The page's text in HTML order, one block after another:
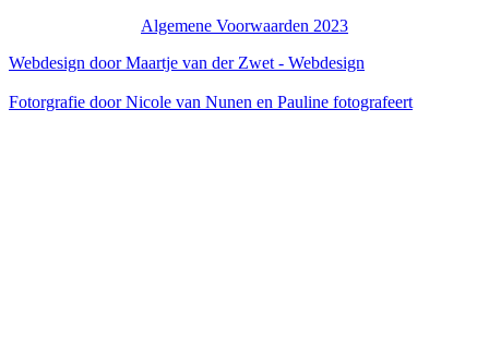
Algemene Voorwaarden 2023
Webdesign door Maartje van der Zwet - Webdesign
Fotorgrafie door Nicole van Nunen en Pauline fotografeert